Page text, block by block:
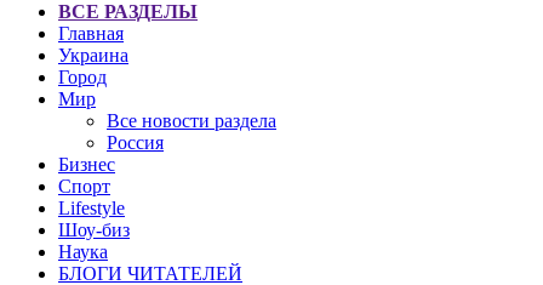
ВСЕ РАЗДЕЛЫ
Главная
Украина
Город
Мир
Все новости раздела
Россия
Бизнес
Спорт
Lifestyle
Шоу-биз
Наука
БЛОГИ ЧИТАТЕЛЕЙ